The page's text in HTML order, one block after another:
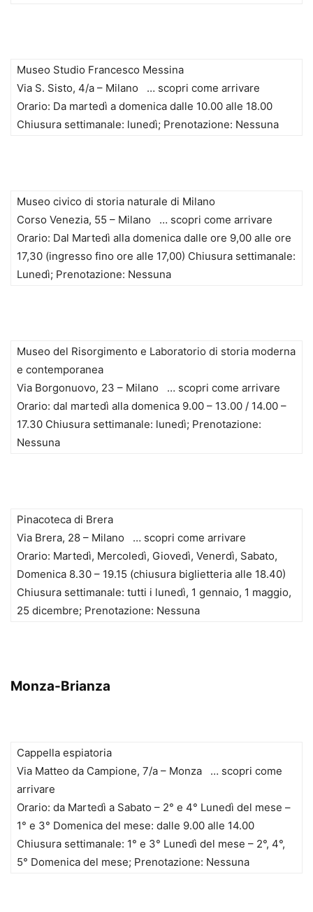
Museo Studio Francesco Messina
Via S. Sisto, 4/a – Milano … scopri come arrivare
Orario: Da martedì a domenica dalle 10.00 alle 18.00
Chiusura settimanale: lunedì; Prenotazione: Nessuna
Museo civico di storia naturale di Milano
Corso Venezia, 55 – Milano … scopri come arrivare
Orario: Dal Martedì alla domenica dalle ore 9,00 alle ore
17,30 (ingresso fino ore alle 17,00) Chiusura settimanale:
Lunedì; Prenotazione: Nessuna
Museo del Risorgimento e Laboratorio di storia moderna
e contemporanea
Via Borgonuovo, 23 – Milano … scopri come arrivare
Orario: dal martedì alla domenica 9.00 – 13.00 / 14.00 –
17.30 Chiusura settimanale: lunedì; Prenotazione:
Nessuna
Pinacoteca di Brera
Via Brera, 28 – Milano … scopri come arrivare
Orario: Martedì, Mercoledì, Giovedì, Venerdì, Sabato,
Domenica 8.30 – 19.15 (chiusura biglietteria alle 18.40)
Chiusura settimanale: tutti i lunedì, 1 gennaio, 1 maggio,
25 dicembre; Prenotazione: Nessuna
Monza-Brianza
Cappella espiatoria
Via Matteo da Campione, 7/a – Monza … scopri come
arrivare
Orario: da Martedì a Sabato – 2° e 4° Lunedì del mese –
1° e 3° Domenica del mese: dalle 9.00 alle 14.00
Chiusura settimanale: 1° e 3° Lunedì del mese – 2°, 4°,
5° Domenica del mese; Prenotazione: Nessuna